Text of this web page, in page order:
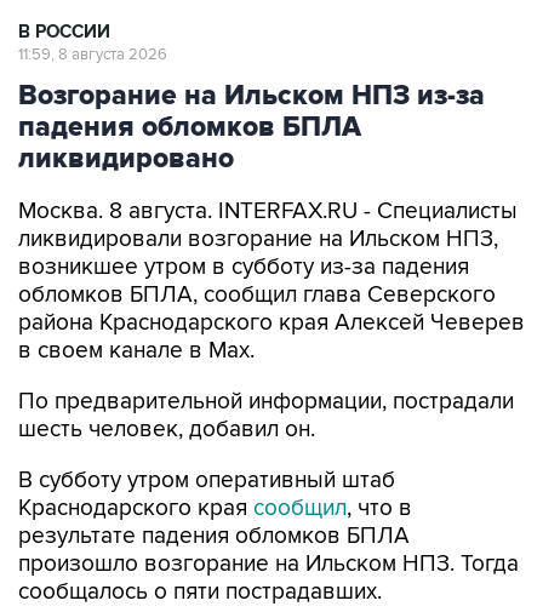
В РОССИИ
11:59, 8 августа 2026
Возгорание на Ильском НПЗ из-за
падения обломков БПЛА
ликвидировано
Москва. 8 августа. INTERFAX.RU - Специалисты
ликвидировали возгорание на Ильском НПЗ,
возникшее утром в субботу из-за падения
обломков БПЛА, сообщил глава Северского
района Краснодарского края Алексей Чеверев
в своем канале в Max.
По предварительной информации, пострадали
шесть человек, добавил он.
В субботу утром оперативный штаб
Краснодарского края сообщил, что в
результате падения обломков БПЛА
произошло возгорание на Ильском НПЗ. Тогда
сообщалось о пяти пострадавших.